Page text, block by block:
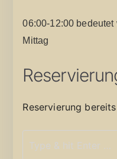
06:00-12:00
Mittag
Reservierung